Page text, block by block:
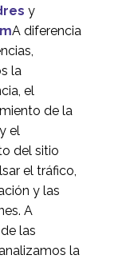
y
A diferencia
la
el
de la
el
del sitio
el tráfico,
y las
A
las
la